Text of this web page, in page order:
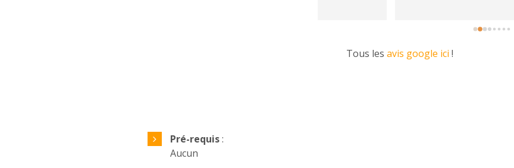
Tous les avis google ici !
Pré-requis:
Aucun